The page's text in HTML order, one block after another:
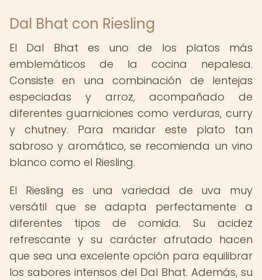
Dal Bhat con Riesling
El Dal Bhat es uno de los platos más
emblemáticos de la cocina nepalesa.
Consiste en una combinación de lentejas
especiadas y arroz, acompañado de
diferentes guarniciones como verduras, curry
y chutney. Para maridar este plato tan
sabroso y aromático, se recomienda un vino
blanco como el Riesling.
El Riesling es una variedad de uva muy
versátil que se adapta perfectamente a
diferentes tipos de comida. Su acidez
refrescante y su carácter afrutado hacen
que sea una excelente opción para equilibrar
los sabores intensos del Dal Bhat. Además, su